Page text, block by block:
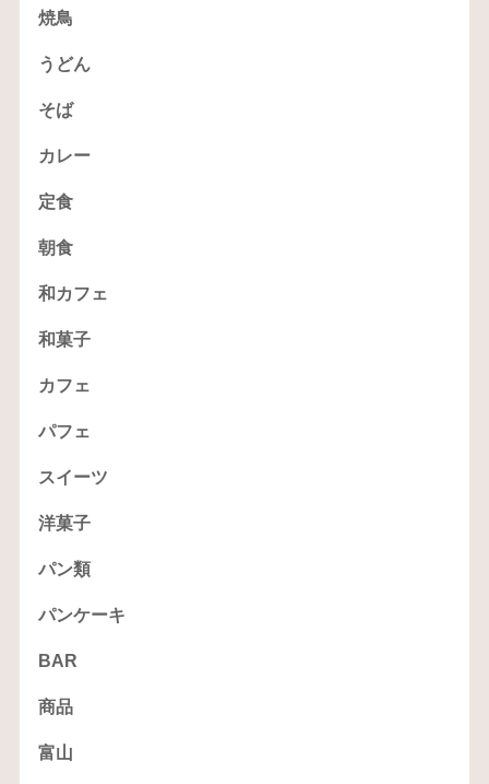
焼鳥
うどん
そば
カレー
定食
朝食
和カフェ
和菓子
カフェ
パフェ
スイーツ
洋菓子
パン類
パンケーキ
BAR
商品
富山